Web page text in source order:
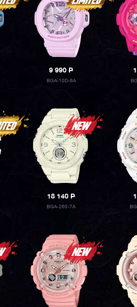
9 990P
BGA-10D-6A
18 140P
BGA-260-7A